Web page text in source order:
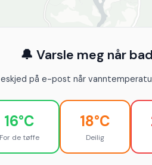
🔔 Varsle meg når
på e-post når
16°C
de tøffe
18°C
Deilig